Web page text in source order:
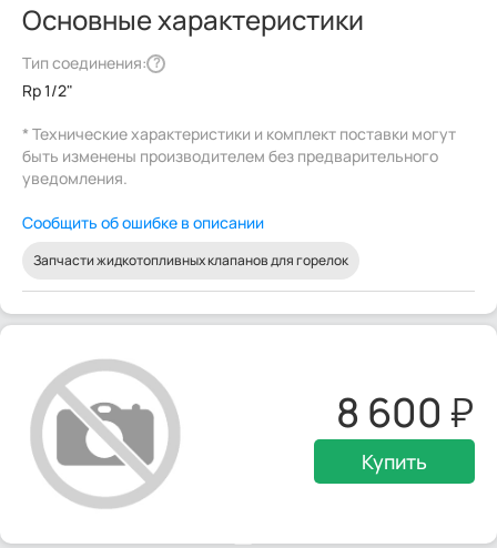
Основные характеристики
Тип соединения: ?
Rp 1/2"
* Технические характеристики и комплект поставки могут
быть изменены производителем без предварительного
уведомления.
Сообщить об ошибке в описании
Запчасти жидкотопливных клапанов для горелок
8 600
Купить